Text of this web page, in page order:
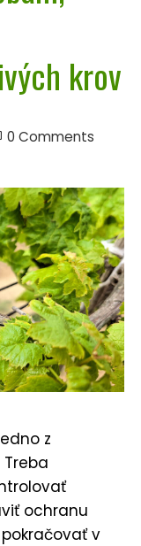
krov
0 Comments
z
ochranu
v